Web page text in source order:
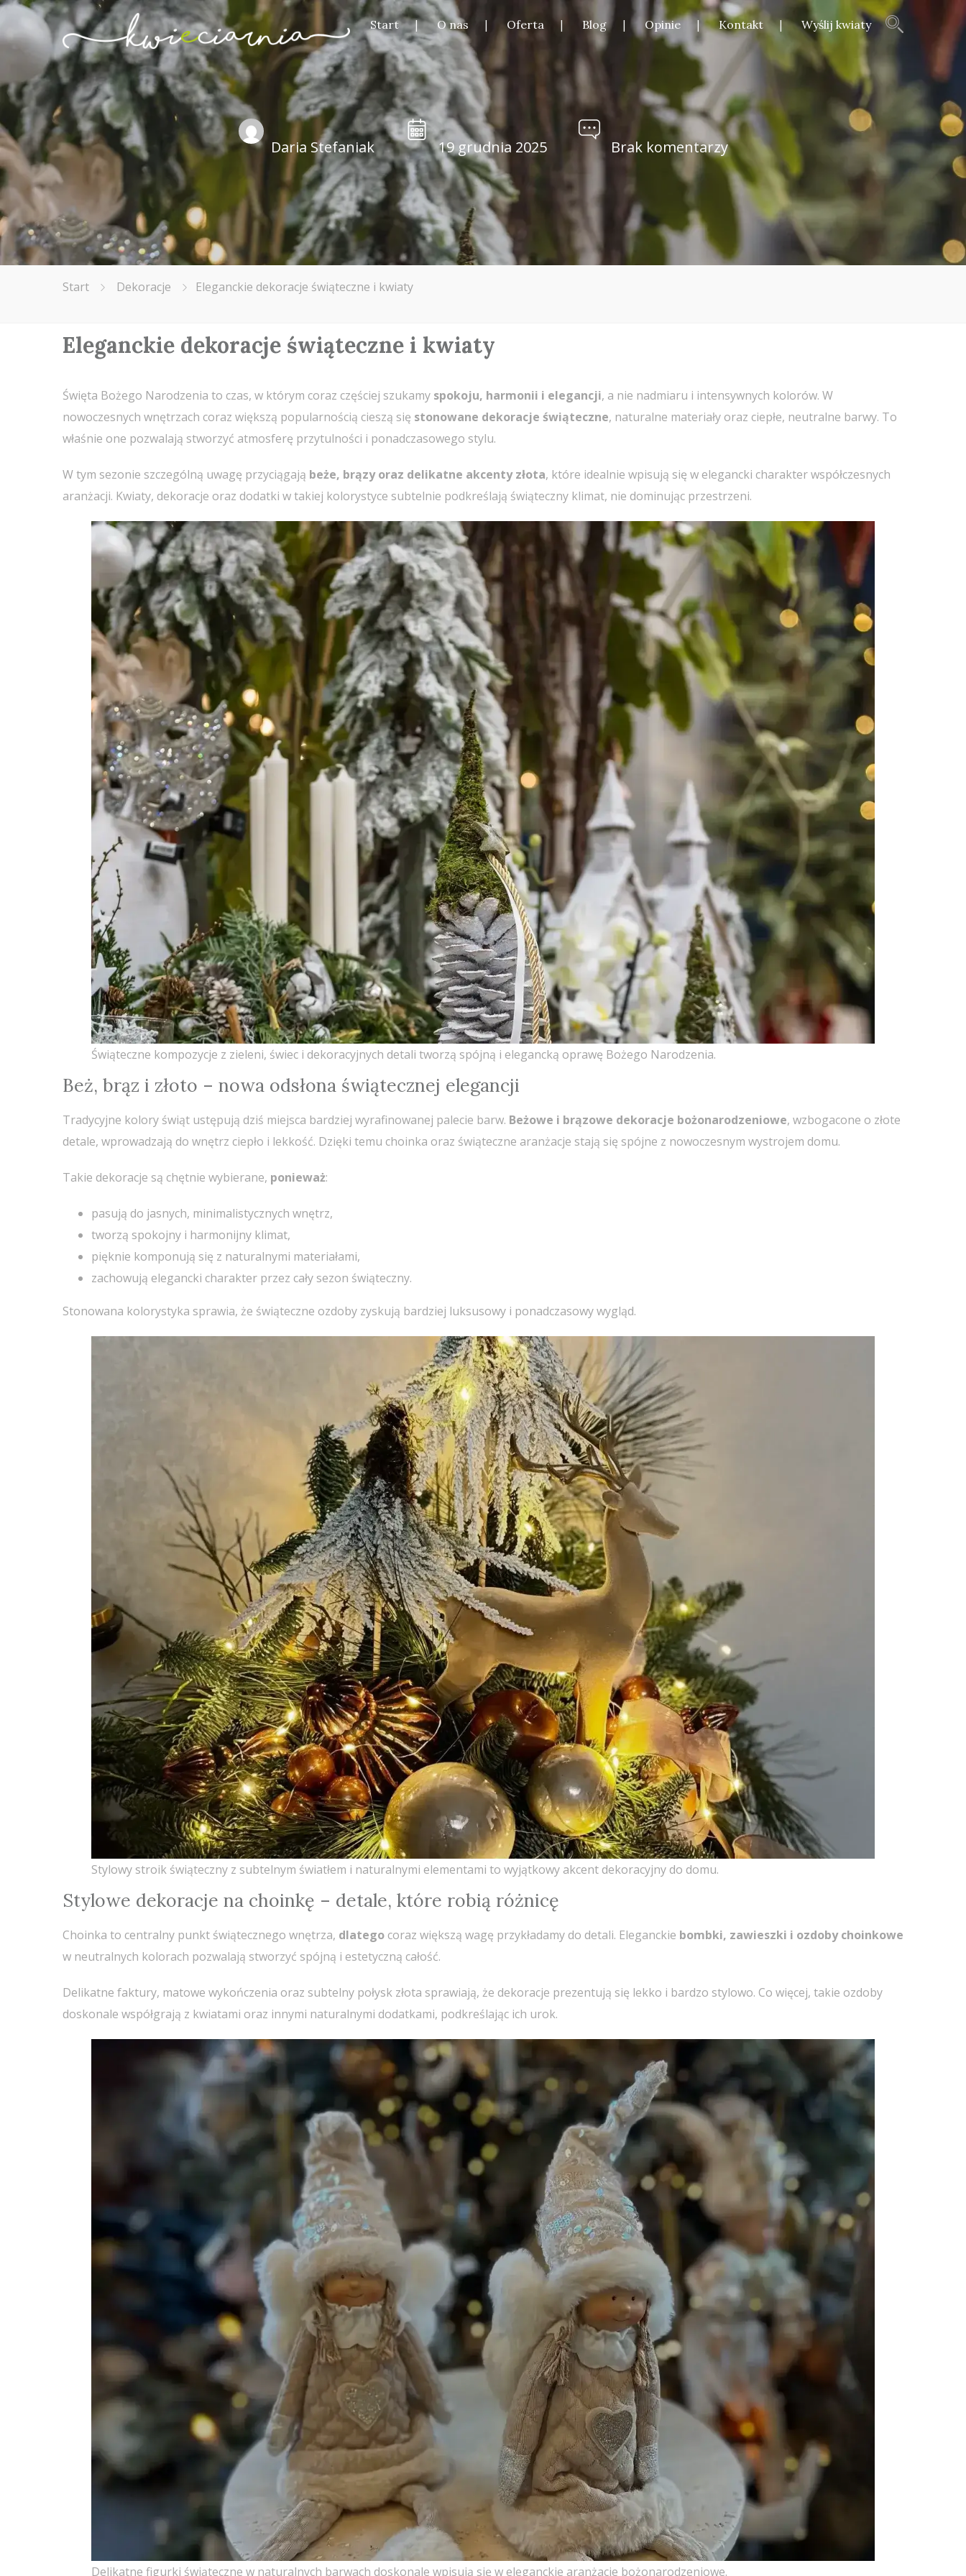
Start O nas Oferta Blog Opinie Kontakt Wyślij kwiaty
Daria Stefaniak 19 grudnia 2025 Brak komentarzy
Start Dekoracje Eleganckie dekoracje świąteczne i kwiaty
Eleganckie dekoracje świąteczne i kwiaty
Święta Bożego Narodzenia to czas, w którym coraz częściej szukamy spokoju, harmonii i elegancji, a nie nadmiaru i intensywnych kolorów. W
nowoczesnych wnętrzach coraz większą popularnością cieszą się stonowane dekoracje świąteczne, naturalne materiały oraz ciepłe, neutralne barwy. To
właśnie one pozwalają stworzyć atmosferę przytulności i ponadczasowego stylu.
W tym sezonie szczególną uwagę przyciągają beże, brązy oraz delikatne akcenty złota, które idealnie wpisują się w elegancki charakter współczesnych
aranżacji. Kwiaty, dekoracje oraz dodatki w takiej kolorystyce subtelnie podkreślają świąteczny klimat, nie dominując przestrzeni.
Świąteczne kompozycje z zieleni, świec i dekoracyjnych detali tworzą spójną i elegancką oprawę Bożego Narodzenia.
Beż, brąz i złoto – nowa odsłona świątecznej elegancji
Tradycyjne kolory świąt ustępują dziś miejsca bardziej wyrafinowanej palecie barw. Beżowe i brązowe dekoracje bożonarodzeniowe, wzbogacone o złote
detale, wprowadzają do wnętrz ciepło i lekkość. Dzięki temu choinka oraz świąteczne aranżacje stają się spójne z nowoczesnym wystrojem domu.
Takie dekoracje są chętnie wybierane, ponieważ:
pasują do jasnych, minimalistycznych wnętrz,
tworzą spokojny i harmonijny klimat,
pięknie komponują się z naturalnymi materiałami,
zachowują elegancki charakter przez cały sezon świąteczny.
Stonowana kolorystyka sprawia, że świąteczne ozdoby zyskują bardziej luksusowy i ponadczasowy wygląd.
Stylowy stroik świąteczny z subtelnym światłem i naturalnymi elementami to wyjątkowy akcent dekoracyjny do domu.
Stylowe dekoracje na choinkę – detale, które robią różnicę
Choinka to centralny punkt świątecznego wnętrza, dlatego coraz większą wagę przykładamy do detali. Eleganckie bombki, zawieszki i ozdoby choinkowe
w neutralnych kolorach pozwalają stworzyć spójną i estetyczną całość.
Delikatne faktury, matowe wykończenia oraz subtelny połysk złota sprawiają, że dekoracje prezentują się lekko i bardzo stylowo. Co więcej, takie ozdoby
doskonale współgrają z kwiatami oraz innymi naturalnymi dodatkami, podkreślając ich urok.
Delikatne figurki świąteczne w naturalnych barwach doskonale wpisują się w eleganckie aranżacje bożonarodzeniowe.